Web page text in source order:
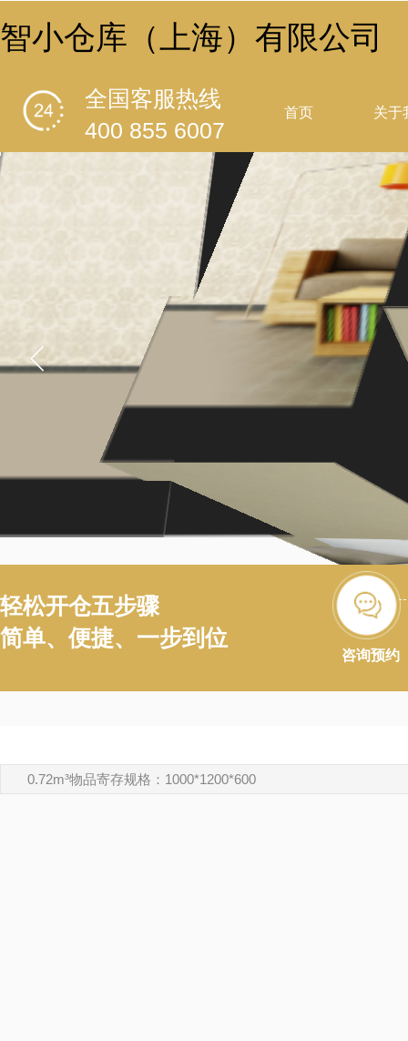
全国客服热线
400 855 6007
智小仓库（上海）有限公司
首页 关于
咨询预约
轻松开仓五步骤
简单、便捷、一步到位
0.72m³物品寄存规格：1000*1200*600